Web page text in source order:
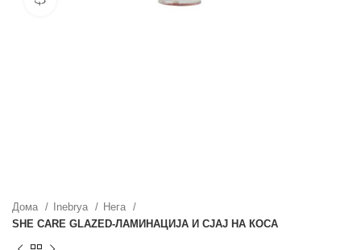
Дома Inebrya
Нега
SHE CARE GLAZED-ЛАМИНАЦИЈА И СЈАЈ НА КОСА